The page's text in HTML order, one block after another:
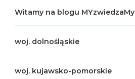
Witamy na blogu MYzwiedzaMy
woj. dolnośląskie
woj. kujawsko-pomorskie